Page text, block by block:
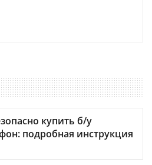
купить б/у
подробная инструкция